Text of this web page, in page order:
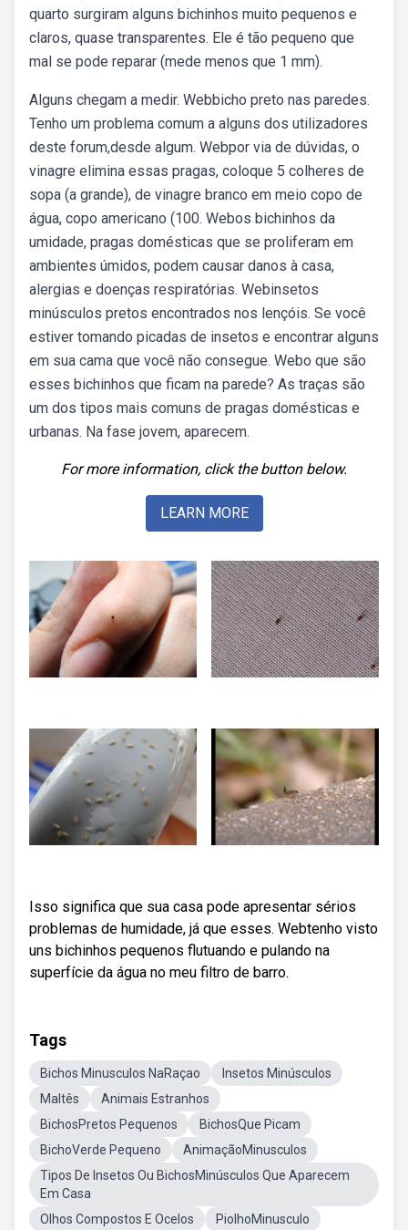
quarto surgiram alguns bichinhos muito pequenos e
claros, quase transparentes. Ele é tão pequeno que
mal se pode reparar (mede menos que 1 mm).
Alguns chegam a medir. Webbicho preto nas paredes.
Tenho um problema comum a alguns dos utilizadores
deste forum,desde algum. Webpor via de dúvidas, o
vinagre elimina essas pragas, coloque 5 colheres de
sopa (a grande), de vinagre branco em meio copo de
água, copo americano (100. Webos bichinhos da
umidade, pragas domésticas que se proliferam em
ambientes úmidos, podem causar danos à casa,
alergias e doenças respiratórias. Webinsetos
minúsculos pretos encontrados nos lençóis. Se você
estiver tomando picadas de insetos e encontrar alguns
em sua cama que você não consegue. Webo que são
esses bichinhos que ficam na parede? As traças são
um dos tipos mais comuns de pragas domésticas e
urbanas. Na fase jovem, aparecem.
For more information, click the button below.
LEARN MORE
Isso significa que sua casa pode apresentar sérios
problemas de humidade, já que esses. Webtenho visto
uns bichinhos pequenos flutuando e pulando na
superfície da água no meu filtro de barro.
Tags
Bichos Minusculos NaRaçao
Insetos Minúsculos
Maltês
Animais Estranhos
BichosPretos Pequenos
BichosQue Picam
BichoVerde Pequeno
AnimaçãoMinusculos
Tipos De Insetos Ou BichosMinúsculos Que Aparecem
Em Casa
Olhos Compostos E Ocelos
PiolhoMinusculo